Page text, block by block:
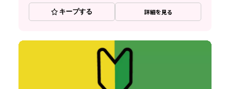
キープする 詳細を見る